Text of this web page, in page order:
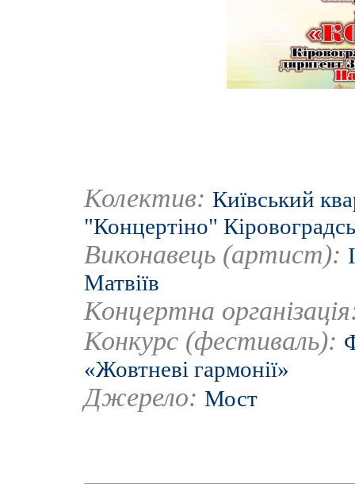
Колектив: Київський
"Концертіно"
Виконавець (артист):
Матвіїв
Концертна
Конкурс (фестиваль):
«Жовтневі гармонії»
Джерело: Мост